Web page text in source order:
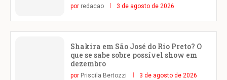
por redacao 3 de agosto de 2026
Shakira em São José do Rio Preto? O
que se sabe sobre possível show em
dezembro
por Priscila Bertozzi 3 de agosto de 2026